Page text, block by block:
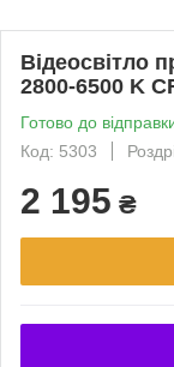
Відеосвітло
2800-6500 K
Готово до
Код: 5303
2 195 ₴